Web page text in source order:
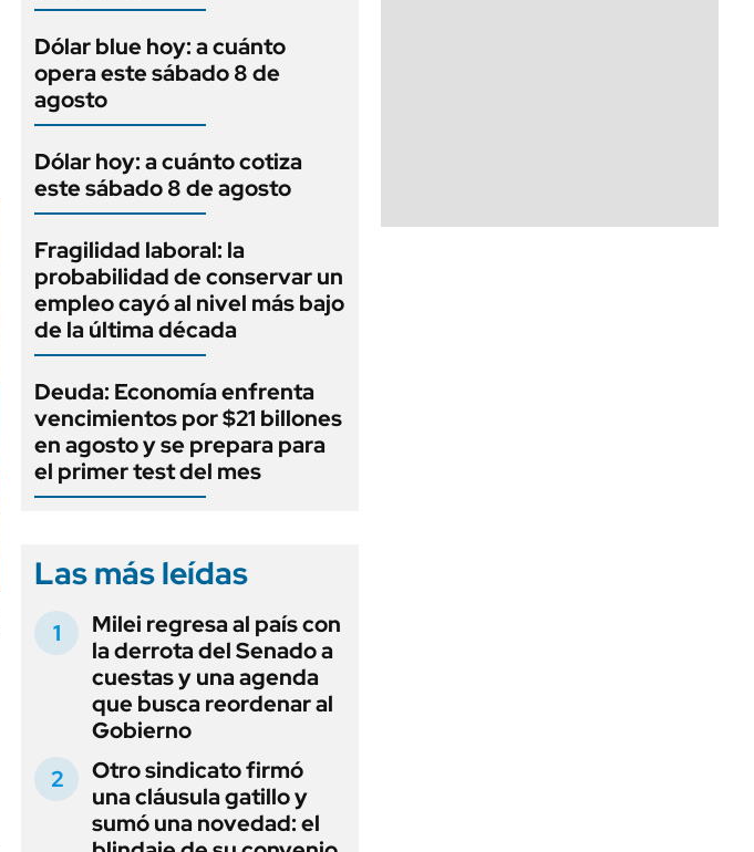
Dólar blue hoy: a cuánto
opera este sábado 8 de
agosto
Dólar hoy: a cuánto cotiza
este sábado 8 de agosto
Fragilidad laboral: la
probabilidad de conservar un
empleo cayó al nivel más bajo
de la última década
Deuda: Economía enfrenta
vencimientos por $21 billones
en agosto y se prepara para
el primer test del mes
Las más leídas
Milei regresa al país con
la derrota del Senado a
cuestas y una agenda
que busca reordenar al
Gobierno
Otro sindicato firmó
una cláusula gatillo y
sumó una novedad: el